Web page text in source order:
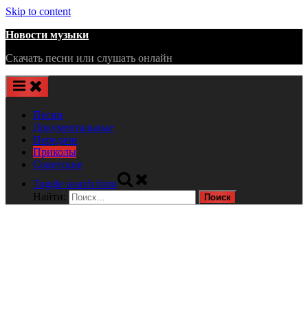
Skip to content
Новости музыки
Скачать песни или слушать онлайн
Песни
Документальные
Передачи
Приколы
Советские
Toggle search form
Найти: